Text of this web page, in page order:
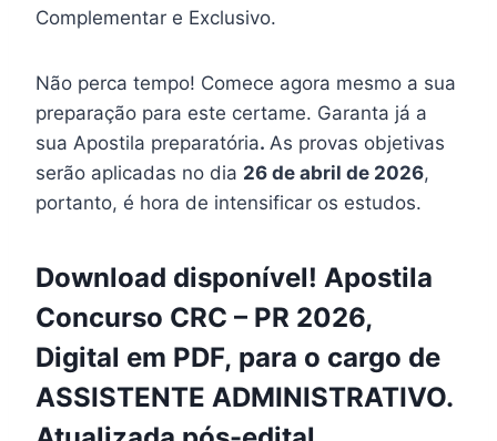
Complementar e Exclusivo.
Não perca tempo! Comece agora mesmo a sua
preparação para este certame. Garanta já a
sua Apostila preparatória. As provas objetivas
serão aplicadas no dia 26 de abril de 2026,
portanto, é hora de intensificar os estudos.
Download disponível! Apostila
Concurso CRC – PR 2026,
Digital em PDF, para o cargo de
ASSISTENTE ADMINISTRATIVO.